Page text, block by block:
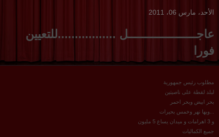
الأحد، مارس 06، 2011
عاجــــــــــــــــــــل .................للتعيين
فورا
مطلوب رئيس جمهورية
لبلد لقطة على ناصيتين
بحر ابيض وبحر احمر
...وبها نهر وخمس بحيرات
و 3 اهرامات و ميدان يساع 5 مليون
جميع الكماليات